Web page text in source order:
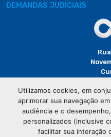
DEMANDAS JUDICIAIS
Utilizamos cookies, em
aprimorar sua navegação
audiência e o
personalizados (inclusive
facilitar sua interação